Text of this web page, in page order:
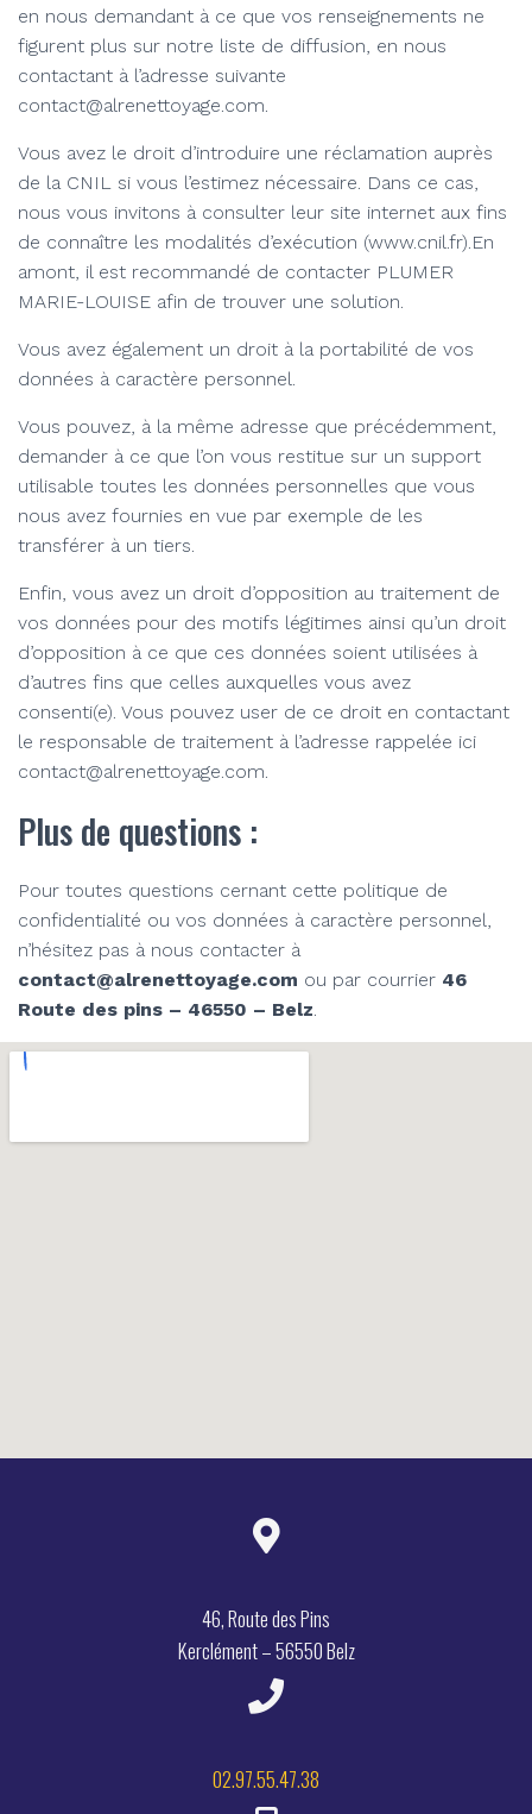
en nous demandant à ce que vos renseignements ne
figurent plus sur notre liste de diffusion, en nous
contactant à l’adresse suivante
contact@alrenettoyage.com.
Vous avez le droit d’introduire une réclamation auprès
de la CNIL si vous l’estimez nécessaire. Dans ce cas,
nous vous invitons à consulter leur site internet aux fins
de connaître les modalités d’exécution (www.cnil.fr).En
amont, il est recommandé de contacter PLUMER
MARIE-LOUISE afin de trouver une solution.
Vous avez également un droit à la portabilité de vos
données à caractère personnel.
Vous pouvez, à la même adresse que précédemment,
demander à ce que l’on vous restitue sur un support
utilisable toutes les données personnelles que vous
nous avez fournies en vue par exemple de les
transférer à un tiers.
Enfin, vous avez un droit d’opposition au traitement de
vos données pour des motifs légitimes ainsi qu’un droit
d’opposition à ce que ces données soient utilisées à
d’autres fins que celles auxquelles vous avez
consenti(e). Vous pouvez user de ce droit en contactant
le responsable de traitement à l’adresse rappelée ici
contact@alrenettoyage.com.
Plus de questions :
Pour toutes questions cernant cette politique de
confidentialité ou vos données à caractère personnel,
n’hésitez pas à nous contacter à
contact@alrenettoyage.com ou par courrier 46
Route des pins – 46550 – Belz.
46, Route des Pins
Kerclément – 56550 Belz
02.97.55.47.38